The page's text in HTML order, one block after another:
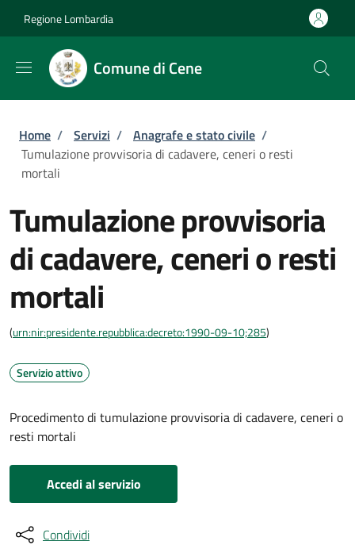
Regione Lombardia
Comune di Cene
Briciole di pane
Home / Servizi / Anagrafe e stato civile /
Tumulazione provvisoria di cadavere, ceneri o resti
mortali
Tumulazione provvisoria
di cadavere, ceneri o resti
mortali
(urn:nir:presidente.repubblica:decreto:1990-09-10;285)
Servizio attivo
Procedimento di tumulazione provvisoria di cadavere, ceneri o
resti mortali
Accedi al servizio
Condividi